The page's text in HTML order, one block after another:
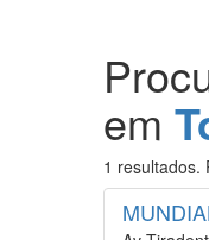
em
1 resultados.